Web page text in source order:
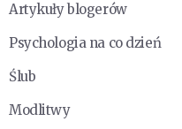
Artykuły blogerów
Psychologia na co dzień
Ślub
Modlitwy